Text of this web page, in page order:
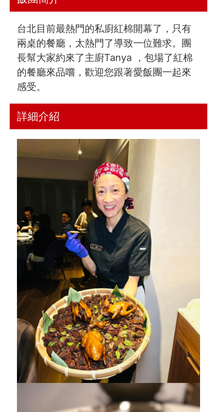
台北目前最熱門的私廚紅棉開幕了，只有
兩桌的餐廳，太熱門了導致一位難求。團
長幫大家約來了主廚Tanya ，包場了紅棉
的餐廳來品嚐，歡迎您跟著愛飯團一起來
感受。
詳細介紹